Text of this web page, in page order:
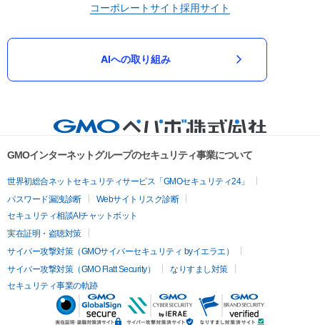
コーポレートサイト採用サイト
AIへの取り組み
GMOインターネットグループのセキュリティ事業について
世界初総合ネットセキュリティサービス「GMOセキュリティ24」
パスワード漏洩診断
Webサイトリスク診断
セキュリティ相談AIチャットボット
実在証明・盗聴対策
サイバー攻撃対策（GMOサイバーセキュリティ byイエラエ）
サイバー攻撃対策（GMO Flatt Security）
なりすまし対策
セキュリティ事業の軌跡